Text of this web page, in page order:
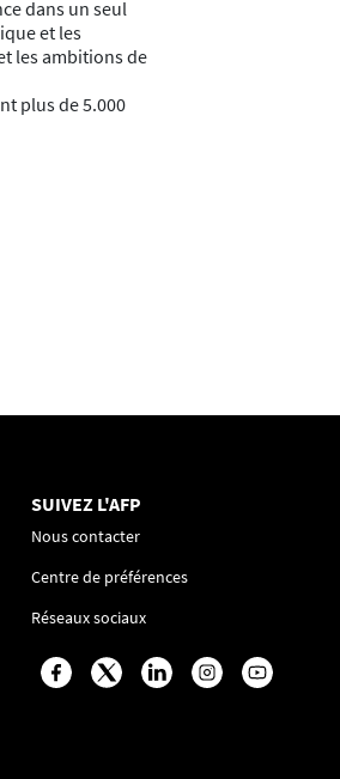
dans un seul
et les
les ambitions de
plus de 5.000
SUIVEZ L'AFP
Nous contacter
Centre de préférences
Réseaux sociaux